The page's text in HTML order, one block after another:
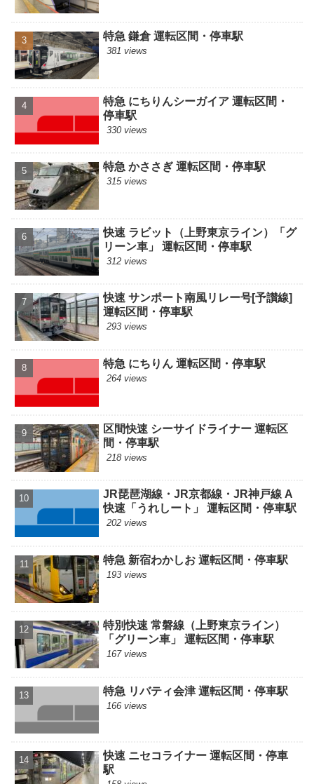
特急 鎌倉 運転区間・停車駅
381 views
特急 にちりんシーガイア 運転区間・
停車駅
330 views
特急 かささぎ 運転区間・停車駅
315 views
快速 ラビット（上野東京ライン）「グ
リーン車」 運転区間・停車駅
312 views
快速 サンポート南風リレー号[予讃線]
運転区間・停車駅
293 views
特急 にちりん 運転区間・停車駅
264 views
区間快速 シーサイドライナー 運転区
間・停車駅
218 views
JR琵琶湖線・JR京都線・JR神戸線 A
快速「うれしート」 運転区間・停車駅
202 views
特急 新宿わかしお 運転区間・停車駅
193 views
特別快速 常磐線（上野東京ライン）
「グリーン車」 運転区間・停車駅
167 views
特急 リバティ会津 運転区間・停車駅
166 views
快速 ニセコライナー 運転区間・停車
駅